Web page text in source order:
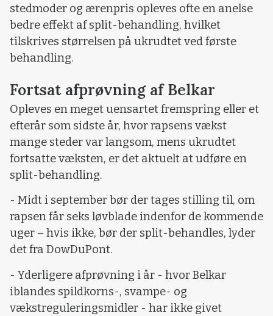
stedmoder og ærenpris opleves ofte en anelse
bedre effekt af split-behandling, hvilket
tilskrives størrelsen på ukrudtet ved første
behandling.
Fortsat afprøvning af Belkar
Opleves en meget uensartet fremspring eller et
efterår som sidste år, hvor rapsens vækst
mange steder var langsom, mens ukrudtet
fortsatte væksten, er det aktuelt at udføre en
split-behandling.
- Midt i september bør der tages stilling til, om
rapsen får seks løvblade indenfor de kommende
uger – hvis ikke, bør der split-behandles, lyder
det fra DowDuPont.
- Yderligere afprøvning i år - hvor Belkar
iblandes spildkorns-, svampe- og
vækstreguleringsmidler - har ikke givet